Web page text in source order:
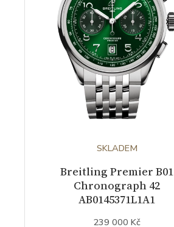
SKLADEM
Breitling Premier B01
Chronograph 42
AB0145371L1A1
239 000 Kč